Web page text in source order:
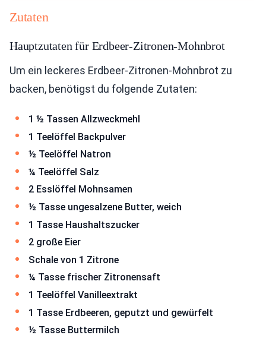
Zutaten
Hauptzutaten für Erdbeer-Zitronen-Mohnbrot
Um ein leckeres Erdbeer-Zitronen-Mohnbrot zu
backen, benötigst du folgende Zutaten:
1 ½ Tassen Allzweckmehl
1 Teelöffel Backpulver
½ Teelöffel Natron
¼ Teelöffel Salz
2 Esslöffel Mohnsamen
½ Tasse ungesalzene Butter, weich
1 Tasse Haushaltszucker
2 große Eier
Schale von 1 Zitrone
¼ Tasse frischer Zitronensaft
1 Teelöffel Vanilleextrakt
1 Tasse Erdbeeren, geputzt und gewürfelt
½ Tasse Buttermilch